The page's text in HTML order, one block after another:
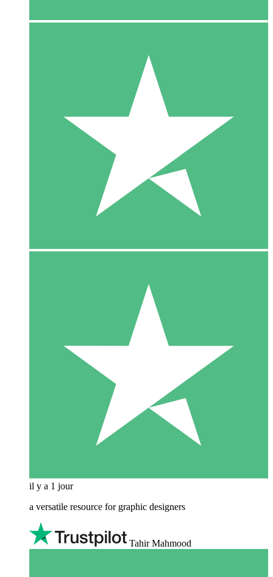
il y a 1 jour
a versatile resource for graphic designers
Tahir Mahmood